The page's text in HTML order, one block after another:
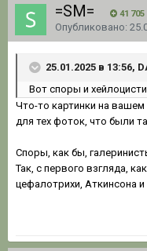
=SM= 41 705
Опубликовано:
25.01.2025 в 13:56,
Вот споры и
Что-то картинки на вашем
для тех фоток, что были
Споры, как бы,
Так, с первого взгляда,
цефалотрихи, Аткинсона и